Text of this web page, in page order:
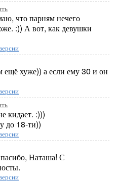
что парням нечего
:)) А вот, как девушки
ещё хуже)) а если ему 30 и он
кидает. :)))
до 18-ти))
Наташа! С